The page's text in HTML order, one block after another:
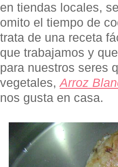
en tiendas locales,
omito el tiempo de
trata de una receta
que trabajamos y
para nuestros seres
vegetales,Arroz
nos gusta en casa.